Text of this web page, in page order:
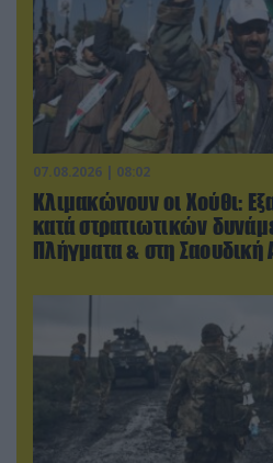
07.08.2026 | 08:02
Κλιμακώνουν οι Χούθι:
κατά στρατιωτικών
Πλήγματα & στη Σαουδική